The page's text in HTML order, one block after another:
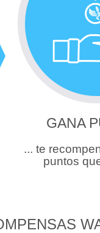
GANA
... te
puntos